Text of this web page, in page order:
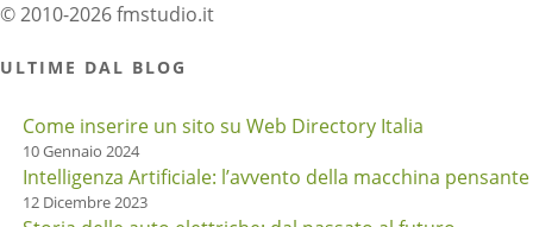
© 2010-2026 fmstudio.it
ULTIME DAL BLOG
Come inserire un sito su Web Directory Italia
10 Gennaio 2024
Intelligenza Artificiale: l’avvento della macchina pensante
12 Dicembre 2023